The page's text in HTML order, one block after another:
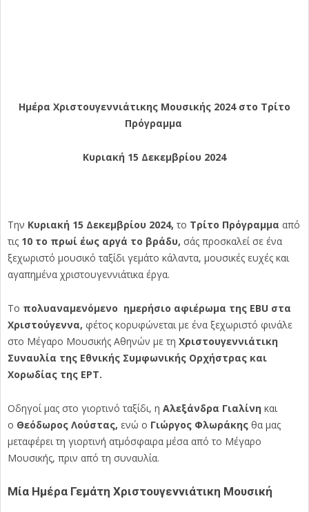
Ημέρα Χριστουγεννιάτικης Μουσικής 2024 στο Τρίτο
Πρόγραμμα
Κυριακή 15 Δεκεμβρίου 2024
Την Κυριακή 15 Δεκεμβρίου 2024, το Τρίτο Πρόγραμμα από
τις 10 το πρωί έως αργά το βράδυ, σάς προσκαλεί σε ένα
ξεχωριστό μουσικό ταξίδι γεμάτο κάλαντα, μουσικές ευχές και
αγαπημένα χριστουγεννιάτικα έργα.
Το πολυαναμενόμενο ημερήσιο αφιέρωμα της EBU στα
Χριστούγεννα, φέτος κορυφώνεται με ένα ξεχωριστό φινάλε
στο Μέγαρο Μουσικής Αθηνών με τη Χριστουγεννιάτικη
Συναυλία της Εθνικής Συμφωνικής Ορχήστρας και
Χορωδίας της ΕΡΤ.
Οδηγοί μας στο γιορτινό ταξίδι, η Αλεξάνδρα Γιαλίνη και
ο Θεόδωρος Λούστας, ενώ ο Γιώργος Φλωράκης θα μας
μεταφέρει τη γιορτινή ατμόσφαιρα μέσα από το Μέγαρο
Μουσικής, πριν από τη συναυλία.
Μία Ημέρα Γεμάτη Χριστουγεννιάτικη Μουσική